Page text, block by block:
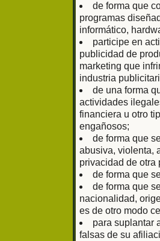
de forma que
programas
informático,
participe en
publicidad de
marketing que
industria
de una forma
actividades
financiera u otro
engañosos;
de forma que
abusiva, violenta,
privacidad de otra
de forma que
de forma que
nacionalidad,
es de otro modo
para suplantar
falsas de su